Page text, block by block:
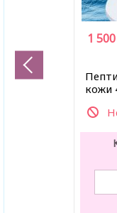
кожи
1 500